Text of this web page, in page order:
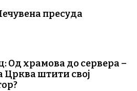
пресуда
Од храмова до сервера –
Црква штити свој